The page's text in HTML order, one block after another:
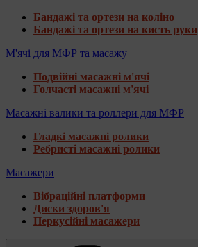
Бандажі та ортези на коліно
Бандажі та ортези на кисть руки
М'ячі для МФР та масажу
Подвійні масажні м'ячі
Голчасті масажні м'ячі
Масажні валики та роллери для МФР
Гладкі масажні ролики
Ребристі масажні ролики
Масажери
Вібраційні платформи
Диски здоров'я
Перкусійні масажери